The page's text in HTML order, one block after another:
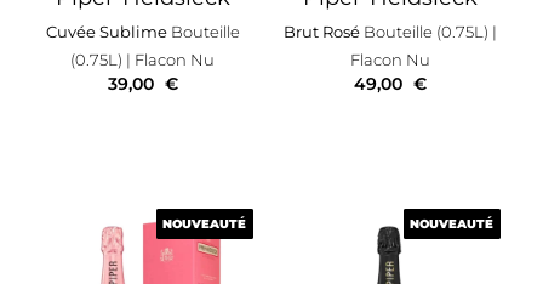
Cuvée Sublime Bouteille
(0.75L) | Flacon Nu
39,00 €
Brut Rosé Bouteille (0.75L) |
Flacon Nu
49,00 €
NOUVEAUTÉ
NOUVEAUTÉ NOUVEAUTÉ
NOUVEAUTÉ